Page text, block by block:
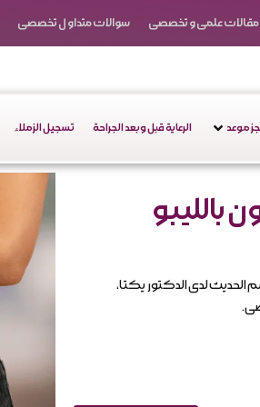
مقالات علمی و تخصصی سوالات متداول تخصصی
موعد الرعاية قبل وبعد الجراحة تسجيل الزملاء
لدى الدكتور يكتا،